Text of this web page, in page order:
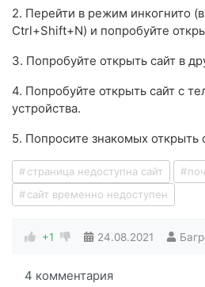
2. Перейти в режим инкогнито
Ctrl+Shift+N) и попробуйте
3. Попробуйте открыть сайт в
4. Попробуйте открыть сайт с
устройства.
5. Попросите знакомых открыть
страница недоступна сайт
сайт временно недоступен
+1 24.08.2021
4 комментария